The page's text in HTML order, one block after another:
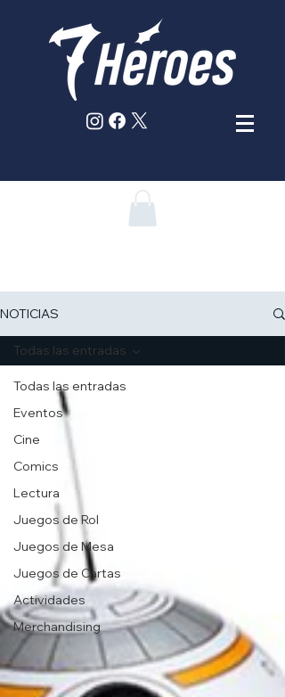
NOTICIAS
Todas las entradas
Eventos
Cine
Comics
Lectura
Juegos de Rol
Juegos de Mesa
Juegos de Cartas
Actividades
Merchandising
Todas las entradas